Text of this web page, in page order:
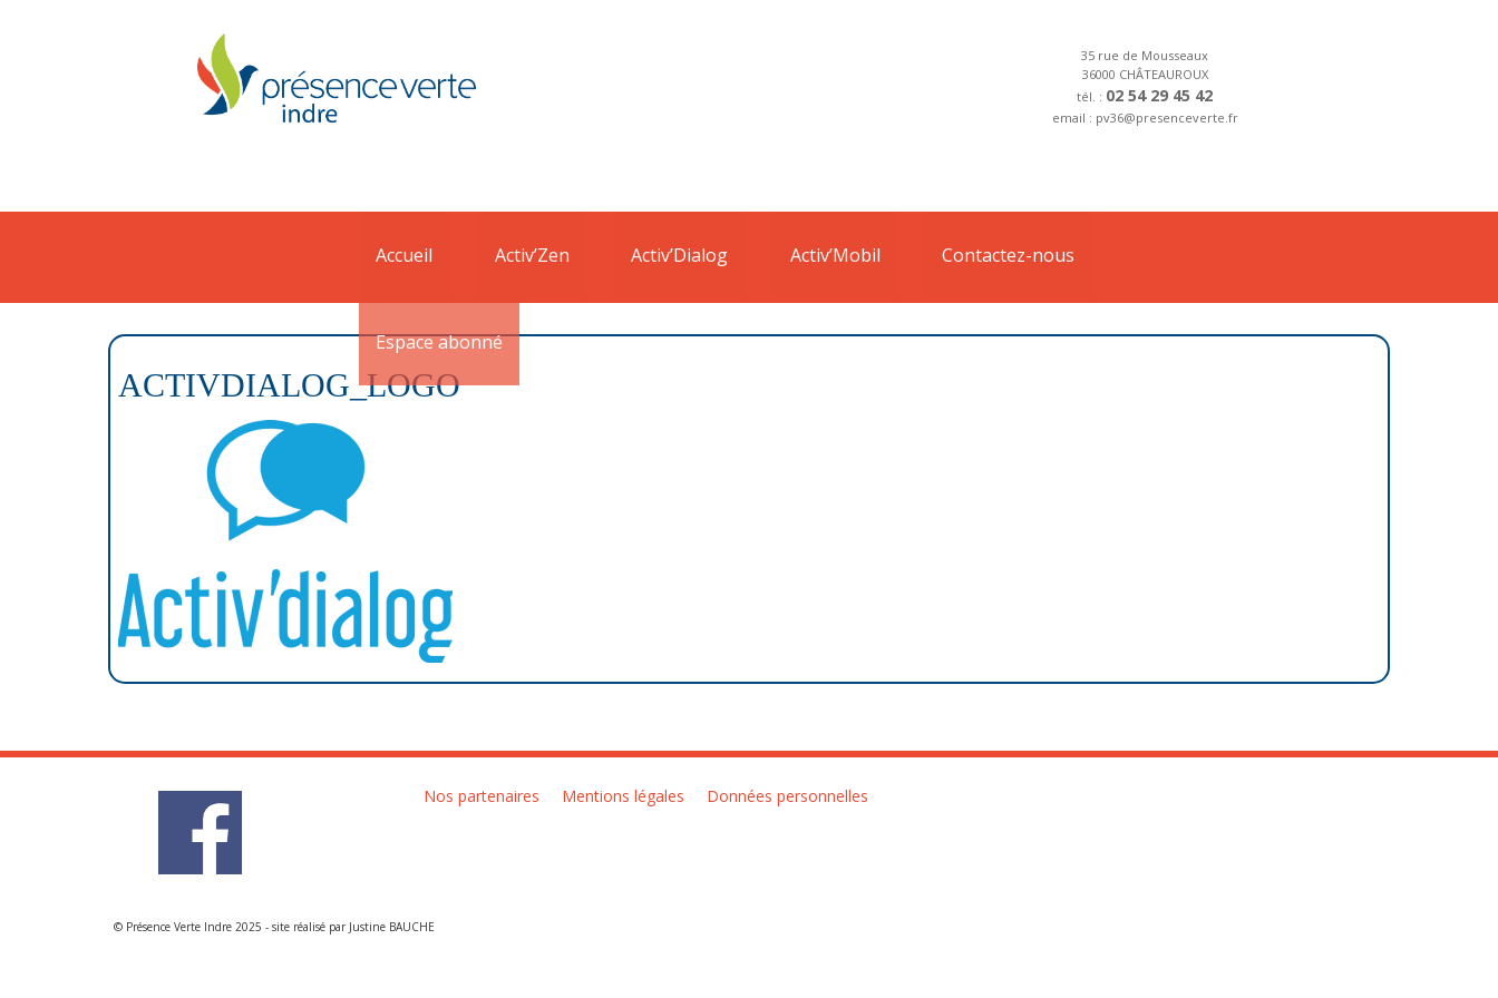
Accueil Activ’Zen Activ’Dialog Activ’Mobil Contactez-nous
Espace abonné
35 rue de Mousseaux
36000 CHÂTEAUROUX
tél. : 02 54 29 45 42
email : pv36@presenceverte.fr
ACTIVDIALOG_LOGO
Nos partenaires Mentions légales Données personnelles
© Présence Verte Indre 2025 - site réalisé par Justine BAUCHE